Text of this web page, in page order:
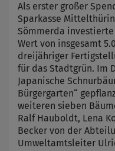
Als erster großer
Sparkasse
Sömmerda
Wert von insgesamt
dreijähriger
für das Stadtgrün. Im
Japanische
Bürgergarten“
weiteren sieben
Ralf Hauboldt, Lena
Becker von der
Umweltamtsleiter